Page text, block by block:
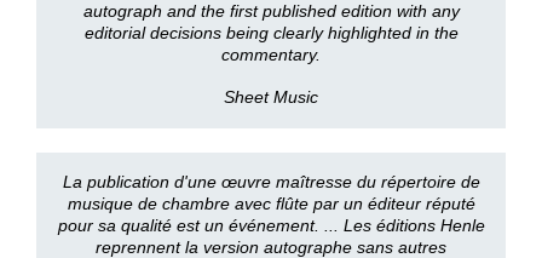
autograph and the first published edition with any
editorial decisions being clearly highlighted in the
commentary.
Sheet Music
La publication d'une œuvre maîtresse du répertoire de
musique de chambre avec flûte par un éditeur réputé
pour sa qualité est un événement. ... Les éditions Henle
reprennent la version autographe sans autres